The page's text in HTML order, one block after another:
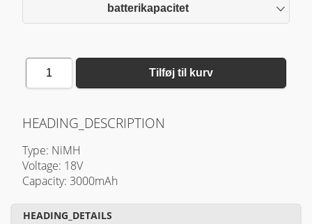
batterikapacitet
1 Tilføj til kurv
HEADING_DESCRIPTION
Type: NiMH
Voltage: 18V
Capacity: 3000mAh
HEADING_DETAILS